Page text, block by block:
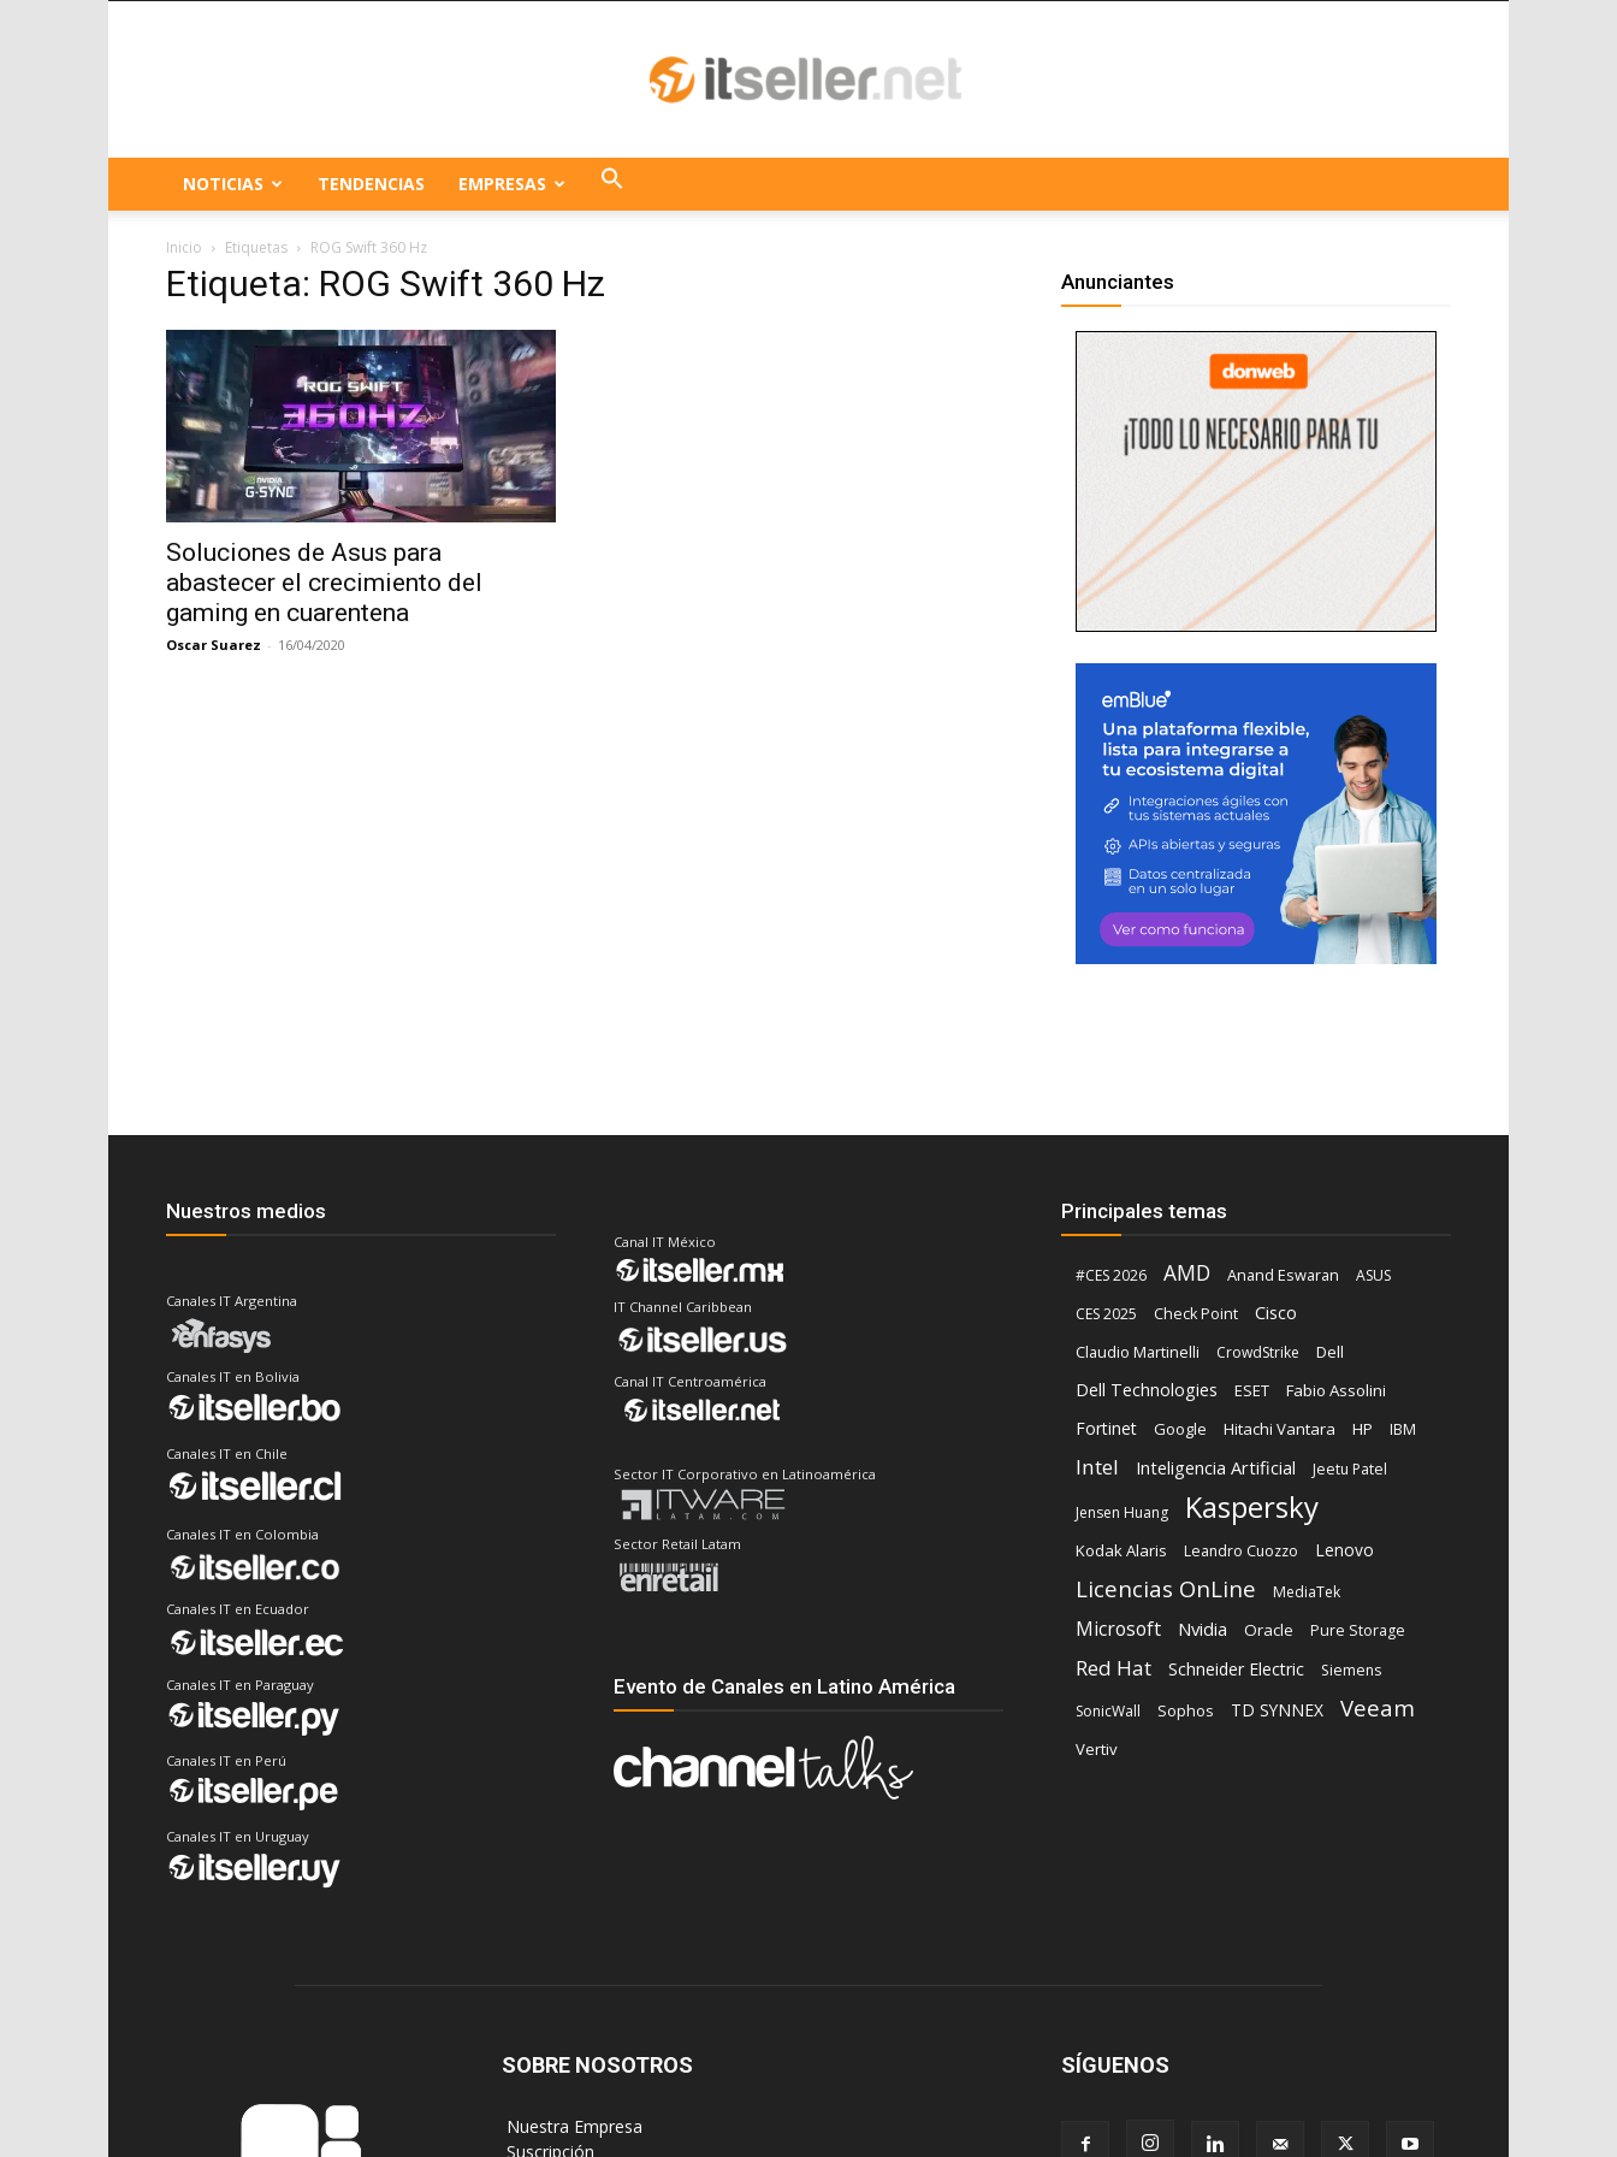
NOTICIAS TENDENCIAS EMPRESAS
Inicio Etiquetas ROG Swift 360 Hz
Etiqueta: ROG Swift 360 Hz
Soluciones de Asus para
abastecer el crecimiento del
gaming en cuarentena
Oscar Suarez - 16/04/2020
Anunciantes
Nuestros medios
Canales IT Argentina
Canales IT en Bolivia
Canales IT en Chile
Canales IT en Colombia
Canales IT en Ecuador
Canales IT en Paraguay
Canales IT en Perú
Canales IT en Uruguay
Canal IT México
IT Channel Caribbean
Canal IT Centroamérica
Sector IT Corporativo en Latinoamérica
Sector Retail Latam
Evento de Canales en Latino América
Principales temas
#CES 2026 AMD Anand Eswaran
ASUS
CES 2025
Check Point Cisco
Claudio Martinelli CrowdStrike Dell
Dell Technologies ESET Fabio Assolini
Fortinet Google Hitachi Vantara HP IBM
Intel Inteligencia Artificial Jeetu Patel
Jensen Huang Kaspersky
Kodak Alaris Leandro Cuozzo Lenovo
Licencias OnLine MediaTek
Microsoft Nvidia Oracle Pure Storage
Red Hat Schneider Electric
Siemens
SonicWall
Sophos TD SYNNEX Veeam
Vertiv
SOBRE NOSOTROS
‎ Nuestra Empresa
‎ Suscripción
SÍGUENOS